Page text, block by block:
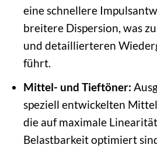
eine schnellere
breitere Dispersion, was
und detaillierteren
führt.
Mittel- und Tieftöner:
speziell entwickelten
die auf maximale
Belastbarkeit optimiert